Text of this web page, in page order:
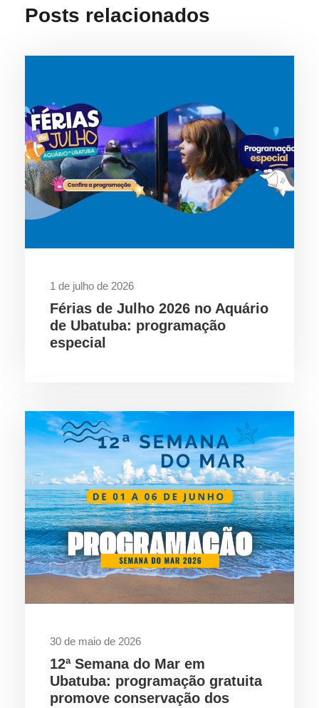
Posts relacionados
1 de julho de 2026
Férias de Julho 2026 no Aquário
de Ubatuba: programação
especial
30 de maio de 2026
12ª Semana do Mar em
Ubatuba: programação gratuita
promove conservação dos